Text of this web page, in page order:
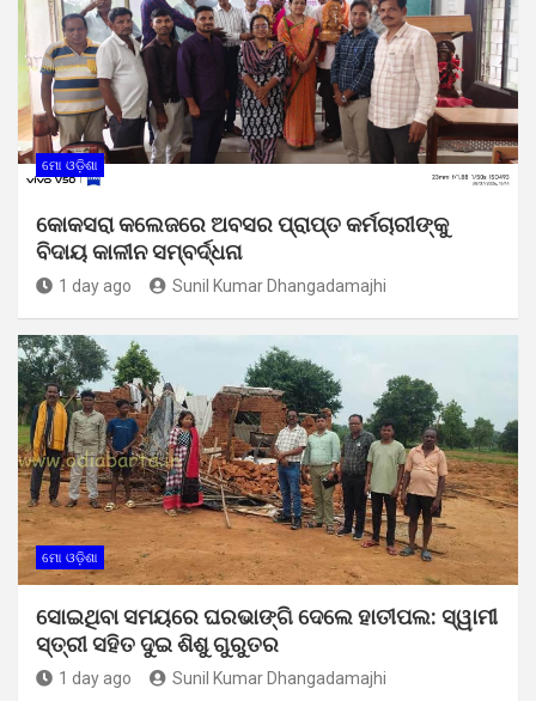
ମୋ ଓଡ଼ିଶା
କୋକସରା କଲେଜରେ ଅବସର ପ୍ରାପ୍ତ କର୍ମଚାରୀଙ୍କୁ
ବିଦାୟ କାଳୀନ ସମ୍ବର୍ଦ୍ଧନା
1 day ago Sunil Kumar Dhangadamajhi
ମୋ ଓଡ଼ିଶା
ସୋଇଥିବା ସମୟରେ ଘରଭାଙ୍ଗି ଦେଲେ ହାତୀପଲ: ସ୍ୱାମୀ
ସ୍ତ୍ରୀ ସହିତ ଦୁଇ ଶିଶୁ ଗୁରୁତର
1 day ago Sunil Kumar Dhangadamajhi